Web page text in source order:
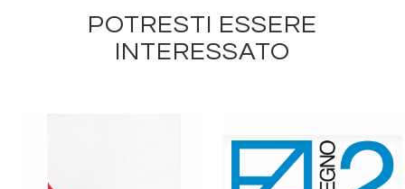
POTRESTI ESSERE
INTERESSATO